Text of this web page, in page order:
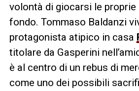
volontà di giocarsi le
fondo. Tommaso Baldanzi
protagonista atipico in casa
titolare da Gasperini
è al centro di un rebus di
come uno dei possibili